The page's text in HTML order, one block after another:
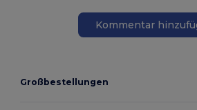
Kommentar
Großbestellungen